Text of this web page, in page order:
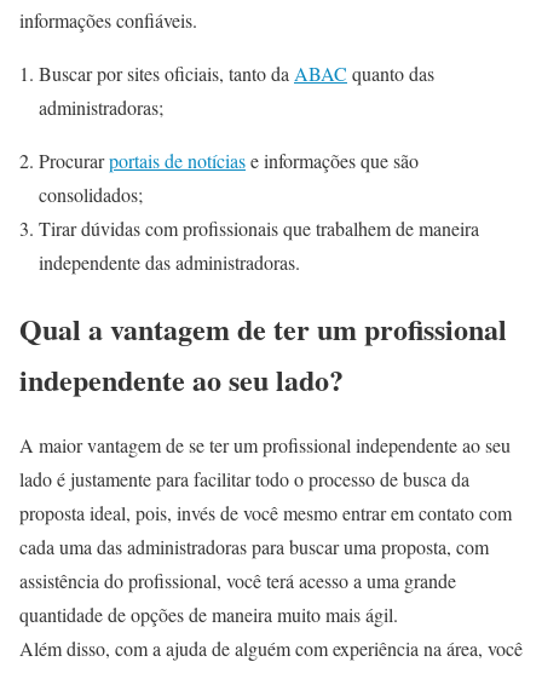
informações confiáveis.
Buscar por sites oficiais, tanto da ABAC quanto das
administradoras;
Procurarportais de notíciase informações que são
consolidados;
Tirar dúvidas com profissionais que trabalhem de maneira
independente das administradoras.
Qual a vantagem de ter um profissional
independente ao seu lado?
A maior vantagem de se ter um profissional independente ao seu
lado é justamente para facilitar todo o processo de busca da
proposta ideal, pois, invés de você mesmo entrar em contato com
cada uma das administradoras para buscar uma proposta, com
assistência do profissional, você terá acesso a uma grande
quantidade de opções de maneira muito mais ágil.
Além disso, com a ajuda de alguém com experiência na área, você